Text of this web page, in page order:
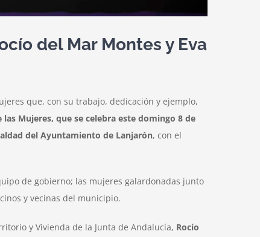
del Mar Montes y Eva
que, con su trabajo, dedicación y ejemplo,
Mujeres, que se celebra este domingo 8 de
del Ayuntamiento de Lanjarón, con el
de gobierno; las mujeres galardonadas junto
y vecinas del municipio.
y Vivienda de la Junta de Andalucía, Rocío